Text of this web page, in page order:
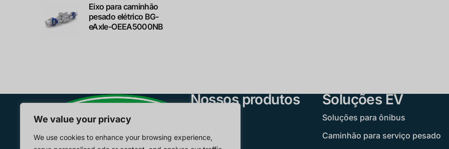
We value your privacy
We use cookies to enhance your browsing experience,
Eixo para caminhão
pesado elétrico BG-
eAxle-OEEA5000NB
Nossos produtos
Motores EV
Soluções EV
Soluções para ônibus
Caminhão para serviço pesado